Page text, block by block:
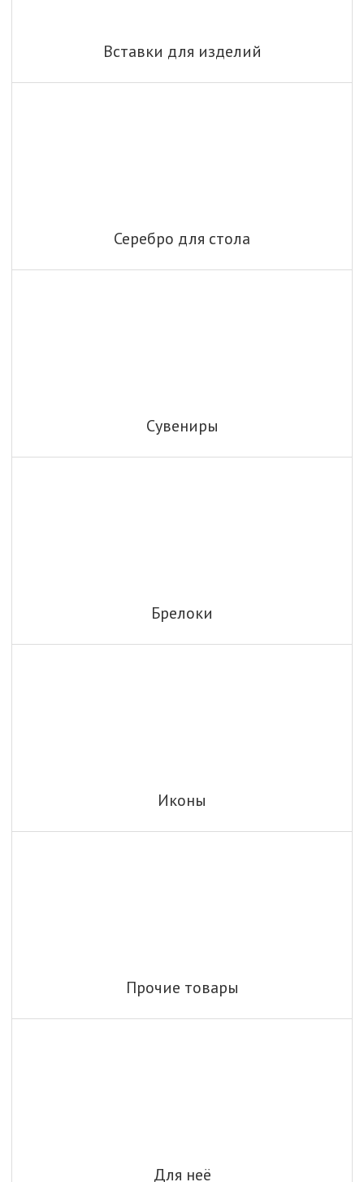
Вставки для изделий
Серебро для стола
Сувениры
Брелоки
Иконы
Прочие товары
Для неё